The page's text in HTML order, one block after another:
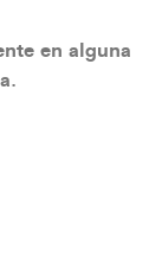
en alguna